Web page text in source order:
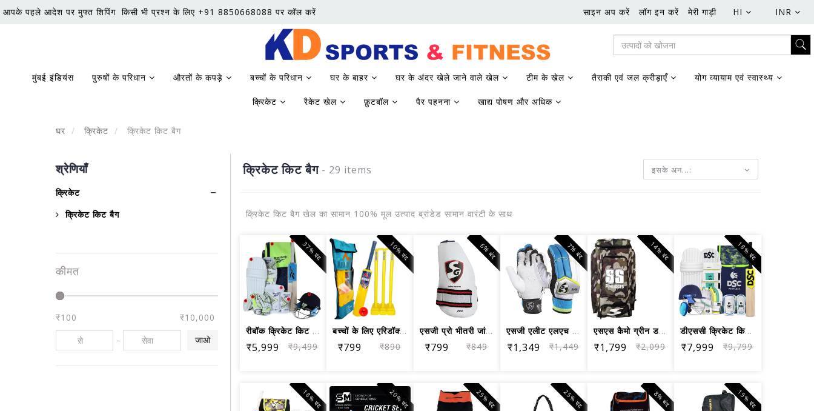
आपके पहले आदेश पर मुफ्त शिपिंग किसी भी प्रश्न के लिए +91 8850668088 पर कॉल करें साइन अप करें लॉग इन करें मेरी गाड़ी HI INR
मुंबई इंडियंस पुरुषों के परिधान औरतों के कपड़े बच्चों के परिधान घर के बाहर घर के अंदर खेले जाने वाले खेल टीम के खेल तैराकी एवं जल क्रीड़ाएँ योग व्यायाम एवं स्वास्थ्य
क्रिकेट रैकेट खेल फ़ुटबॉल पैर पहनना खाद्य पोषण और अधिक
घर क्रिकेट क्रिकेट किट बैग
श्रेणियाँ
क्रिकेट
क्रिकेट किट बैग
कीमत
₹100
₹10,000
-
जाओ
क्रिकेट किट बैग - 29 items इसके अन...:
क्रिकेट किट बैग खेल का सामान 100% मूल उत्पाद ब्रांडेड सामान वारंटी के साथ
रीबॉक क्रिकेट किट – बैट, पैड, ग्लव्स,...
₹5,999 ₹9,499
37% बंद
बच्चों के लिए एरिडॉक्स प्लास्टिक क्रि...
₹799 ₹890
10% बंद
एसजी प्रो भीतरी जांघ पैड, वयस्क
₹799 ₹849
6% बंद
एसजी एलीट एलएच बल्लेबाजी दस्ताने, पुर...
₹1,349 ₹1,449
7% बंद
एसएस कैमो ग्रीन डफ़ल क्रिकेट किट बैग
₹1,799 ₹2,099
14% बंद
डीएससी क्रिकेट किट फुल क्रिकेट उपकरण ...
₹7,999 ₹9,799
18% बंद
18% बंद 20% बंद 25% बंद 25% बंद 8% बंद 15% बंद